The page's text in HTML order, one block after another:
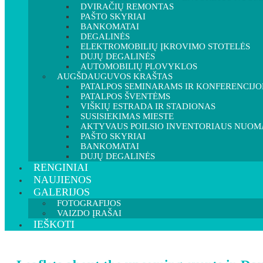
DVIRAČIŲ REMONTAS
PAŠTO SKYRIAI
BANKOMATAI
DEGALINĖS
ELEKTROMOBILIŲ ĮKROVIMO STOTELĖS
DUJŲ DEGALINĖS
AUTOMOBILIŲ PLOVYKLOS
AUGŠDAUGUVOS KRAŠTAS
PATALPOS SEMINARAMS IR
PATALPOS ŠVENTĖMS
VIŠKIŲ ESTRADA IR STADIONAS
SUSISIEKIMAS MIESTE
AKTYVAUS POILSIO INVENTORIAUS
PAŠTO SKYRIAI
BANKOMATAI
DUJŲ DEGALINĖS
RENGINIAI
NAUJIENOS
GALERIJOS
FOTOGRAFIJOS
VAIZDO ĮRAŠAI
IEŠKOTI